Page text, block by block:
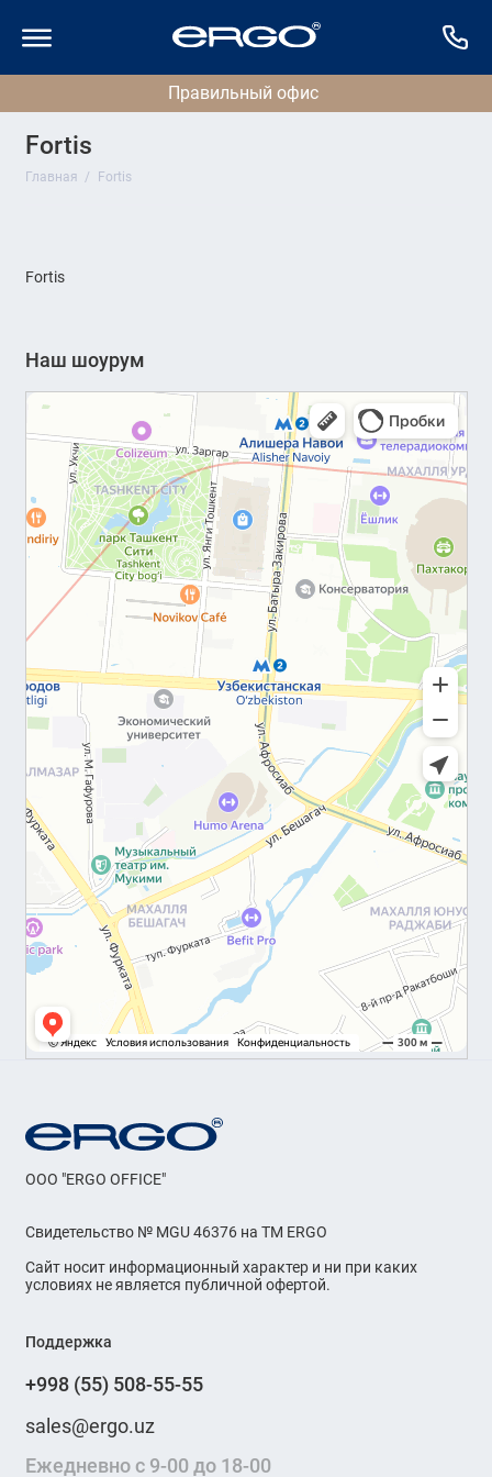
Fortis
Главная Fortis
Fortis
Наш шоурум
OOO "ERGO OFFICE"
Свидетельство № MGU 46376 на ТМ ERGO
Сайт носит информационный характер и ни при каких
условиях не является публичной офертой.
Поддержка
+998 (55) 508-55-55
sales@ergo.uz
Ежедневно с 9-00 до 18-00